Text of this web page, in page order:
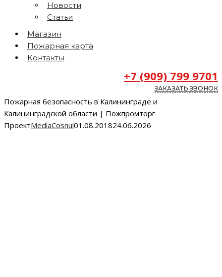
Новости
Статьи
Магазин
Пожарная карта
Контакты
+7 (909) 799 9701
ЗАКАЗАТЬ ЗВОНОК
Пожарная безопасность в Калининграде и
Калининградской области | Пожпромторг
ПроектMediaCosnul01.08.201824.06.2026